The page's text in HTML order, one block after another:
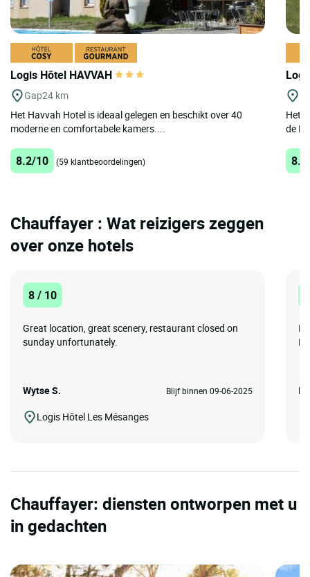
Logis Hôtel HAVVAH
Gap24 km
Het Havvah Hotel is ideaal gelegen en beschikt over 40
moderne en comfortabele kamers....
8.2/10 (59 klantbeoordelingen)
Het
de
Chauffayer : Wat reizigers zeggen
over onze hotels
8 / 10
Great location, great scenery, restaurant closed on
sunday unfortunately.
Wytse S. Blijf binnen 09-06-2025
Logis Hôtel Les Mésanges
Chauffayer: diensten ontworpen met u
in gedachten